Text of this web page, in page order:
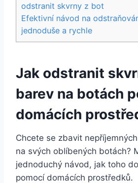
odstranit skvrny z bot
Efektivní‌ návod ⁢na
jednoduše ⁣a rychle
Jak odstranit
barev na botách
domácích
Chcete se zbavit
na ​svých oblíbených botách?
jednoduchý návod,⁢ jak toho
pomocí⁣ domácích prostředků.